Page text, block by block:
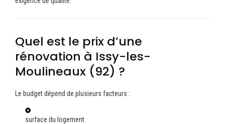
Quel est le prix d’une
rénovation à Issy-les-
Moulineaux (92) ?
Le budget dépend de plusieurs facteurs :
surface du logement